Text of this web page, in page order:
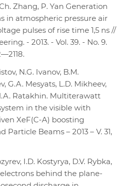
Zhang, P. Yan Generation
in atmospheric pressure air
pulses of rise time 1,5 ns //
- 2013. - Vol. 39. - No. 9.
N.G. Ivanov, B.M.
G.A. Mesyats, L.D. Mikheev,
Ratakhin. Multiterawatt
in the visible with
XeF(C-A) boosting
Particle Beams – 2013 – V. 31,
I.D. Kostyrya, D.V. Rybka,
electrons behind the plane-